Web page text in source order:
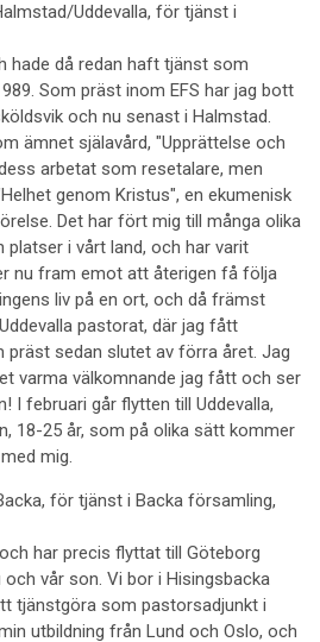
Uddevalla, för tjänst i
hade då redan haft tjänst som
Som präst inom EFS har jag bott
och nu senast i Halmstad.
ämnet själavård, "Upprättelse och
arbetat som resetalare, men
genom Kristus", en ekumenisk
Det har fört mig till många olika
i vårt land, och har varit
nu fram emot att återigen få följa
liv på en ort, och då främst
pastorat, där jag fått
sedan slutet av förra året. Jag
varma välkomnande jag fått och ser
I februari går flytten till Uddevalla,
18-25 år, som på olika sätt kommer
mig.
för tjänst i Backa församling,
har precis flyttat till Göteborg
vår son. Vi bor i Hisingsbacka
tjänstgöra som pastorsadjunkt i
utbildning från Lund och Oslo, och